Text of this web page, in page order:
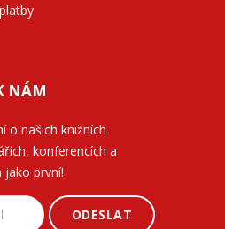
NÁM
o našich knižních
konferencích a
jako první!
ODESLAT